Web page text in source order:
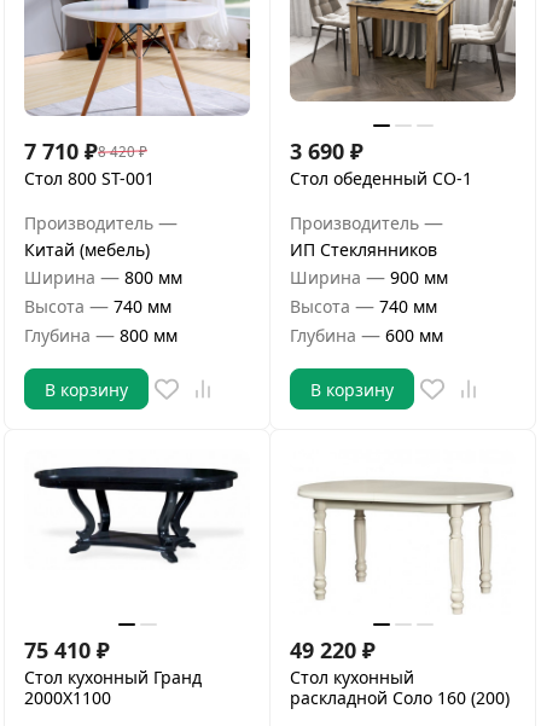
7 710 ₽8 420 ₽
Стол 800 ST-001
Производитель —
Китай (мебель)
Ширина — 800 мм
Высота — 740 мм
Глубина — 800 мм
В корзину
3 690 ₽
Стол обеденный СО-1
Производитель —
ИП Стеклянников
Ширина — 900 мм
Высота — 740 мм
Глубина — 600 мм
В корзину
75 410 ₽
Стол кухонный Гранд
2000Х1100
49 220 ₽
Стол кухонный
раскладной Соло 160 (200)